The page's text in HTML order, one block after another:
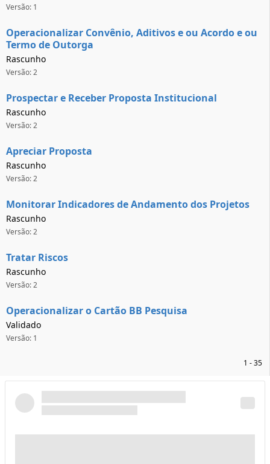
Versão: 1
Operacionalizar Convênio, Aditivos e ou Acordo e ou
Termo de Outorga
Rascunho
Versão: 2
Prospectar e Receber Proposta Institucional
Rascunho
Versão: 2
Apreciar Proposta
Rascunho
Versão: 2
Monitorar Indicadores de Andamento dos Projetos
Rascunho
Versão: 2
Tratar Riscos
Rascunho
Versão: 2
Operacionalizar o Cartão BB Pesquisa
Validado
Versão: 1
1 - 35